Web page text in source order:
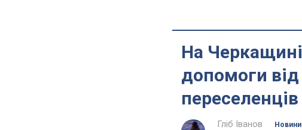
На Черкащині
допомоги
переселенців
Гліб Іванов